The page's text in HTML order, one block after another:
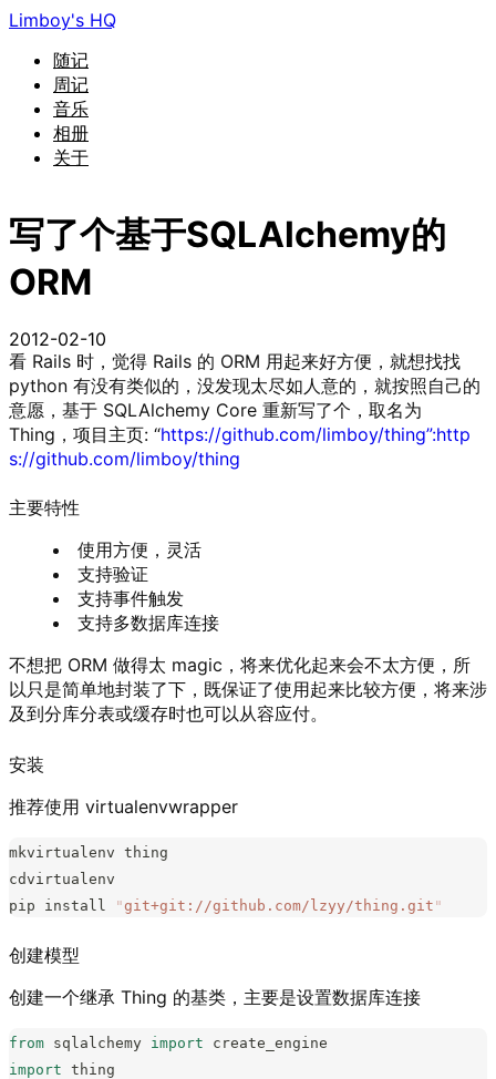
Limboy's HQ
随记
周记
音乐
相册
关于
写了个基于SQLAlchemy的
ORM
2012-02-10
看 Rails 时，觉得 Rails 的 ORM 用起来好方便，就想找找
python 有没有类似的，没发现太尽如人意的，就按照自己的
意愿，基于 SQLAlchemy Core 重新写了个，取名为
Thing，项目主页: “https://github.com/limboy/thing”:http
s://github.com/limboy/thing
主要特性
使用方便，灵活
支持验证
支持事件触发
支持多数据库连接
不想把 ORM 做得太 magic，将来优化起来会不太方便，所
以只是简单地封装了下，既保证了使用起来比较方便，将来涉
及到分库分表或缓存时也可以从容应付。
安装
推荐使用 virtualenvwrapper
mkvirtualenv thing
cdvirtualenv
pip install
"git+git://github.com/lzyy/thing.git "
创建模型
创建一个继承 Thing 的基类，主要是设置数据库连接
from sqlalchemy import create_engine
import thing